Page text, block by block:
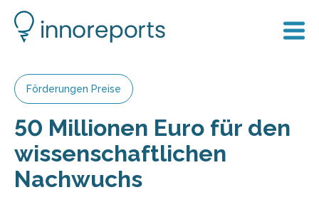
Förderungen Preise
50 Millionen Euro für den
wissenschaftlichen
Nachwuchs